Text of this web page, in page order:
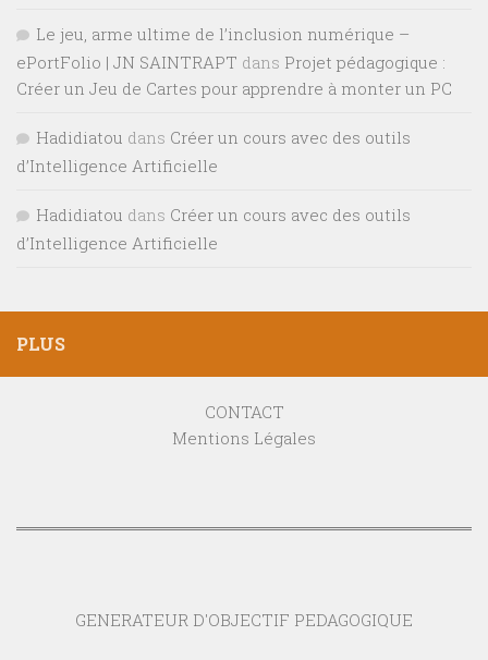
Le jeu, arme ultime de l’inclusion numérique –
ePortFolio | JN SAINTRAPT dans Projet pédagogique :
Créer un Jeu de Cartes pour apprendre à monter un PC
Hadidiatou dans Créer un cours avec des outils
d’Intelligence Artificielle
Hadidiatou dans Créer un cours avec des outils
d’Intelligence Artificielle
PLUS
CONTACT
Mentions Légales
GENERATEUR D'OBJECTIF PEDAGOGIQUE